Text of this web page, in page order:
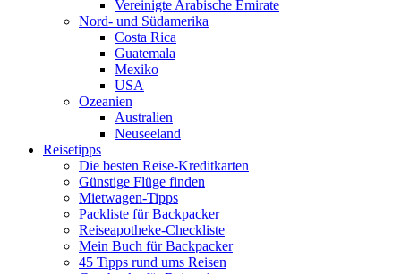
Vereinigte Arabische Emirate
Nord- und Südamerika
Costa Rica
Guatemala
Mexiko
USA
Ozeanien
Australien
Neuseeland
Reisetipps
Die besten Reise-Kreditkarten
Günstige Flüge finden
Mietwagen-Tipps
Packliste für Backpacker
Reiseapotheke-Checkliste
Mein Buch für Backpacker
45 Tipps rund ums Reisen